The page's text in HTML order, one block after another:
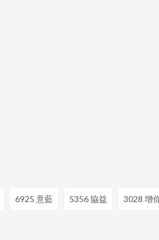
6925 意藍 5356 協益 3028 增